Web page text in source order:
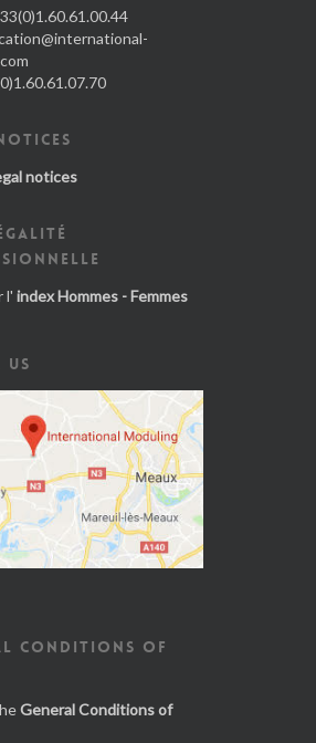
notices
l' index Hommes - Femmes
US
CONDITIONS OF
General Conditions of